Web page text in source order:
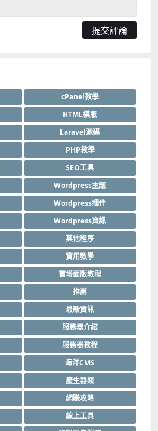
cPanel教學
HTML模版
Laravel源碼
PHP教學
SEO工具
Wordpress主題
Wordpress插件
Wordpress資訊
其他程序
實用教學
寶塔面版教程
推薦
最新資訊
服務器介紹
服務器教程
海洋CMS
產生器類
網賺攻略
線上工具